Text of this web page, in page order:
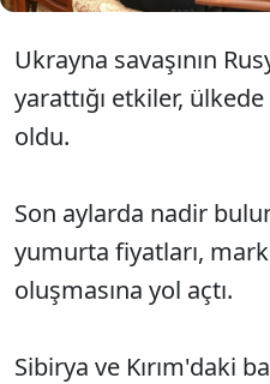
Ukrayna savaşının
yarattığı etkiler,
oldu.
Son aylarda nadir
yumurta fiyatları,
oluşmasına yol açtı.
Sibirya ve Kırım'daki